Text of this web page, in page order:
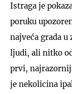
Istraga je
poruku
najveća grada
ljudi, ali nitko
prvi,
je nekolicina